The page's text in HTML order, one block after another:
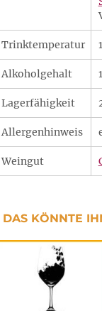
Trinktemperatur
Alkoholgehalt
Lagerfähigkeit
Allergenhinweis
Weingut
DAS KÖNNTE